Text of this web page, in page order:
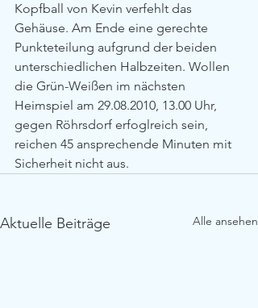
Kopfball von Kevin verfehlt das
Gehäuse. Am Ende eine gerechte
Punkteteilung aufgrund der beiden
unterschiedlichen Halbzeiten. Wollen
die Grün-Weißen im nächsten
Heimspiel am 29.08.2010, 13.00 Uhr,
gegen Röhrsdorf erfoglreich sein,
reichen 45 ansprechende Minuten mit
Sicherheit nicht aus.
Aktuelle Beiträge Alle ansehen